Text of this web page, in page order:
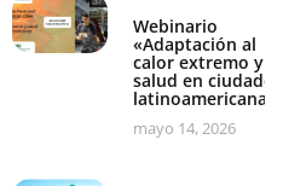
Webinario
«Adaptación al
calor extremo y
salud en ciudades
mayo 14, 2026